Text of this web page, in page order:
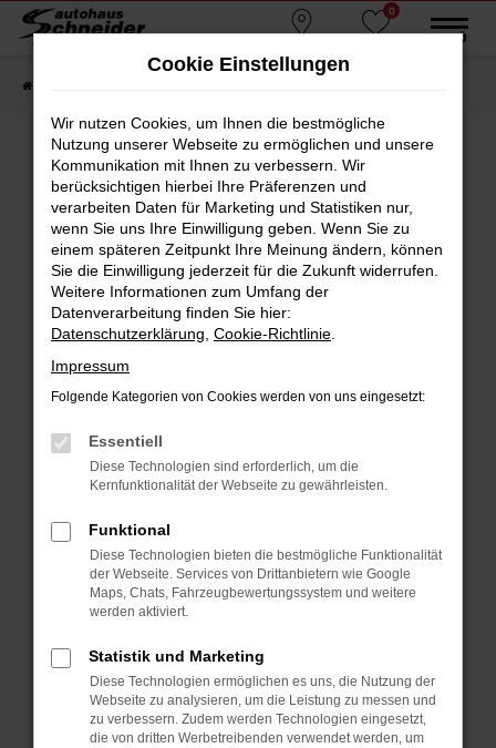
Zum
0
MENÜ
Fehler: Network Error
Beim Laden ist ein Fehler aufgetreten.
Hier sind ein paar Tipps, die dir helfen können:
Überprüfe deine Firewall und deine
Internetverbindung.
Laden andere Webseiten, zum Beispiel deine
Suchmaschine?
Prüfe deine Browsererweiterungen.
können das Laden bestimmter Seiten
verhindern. Funktioniert die Seite in einem
Fenster?
Starte dein Gerät neu.
Das kann manchmal helfen, vorübergehende
Probleme zu beheben.
Betriebssystem auf dem neuesten Stand
sind.
Veraltete Software birgt nicht nur ein
Sicherheitsrisiko, sondern kann auch dazu
Cookie Einstellungen
Wir nutzen Cookies, um Ihnen die bestmögliche
Nutzung unserer Webseite zu ermöglichen und unsere
Kommunikation mit Ihnen zu verbessern. Wir
berücksichtigen hierbei Ihre Präferenzen und
verarbeiten Daten für Marketing und Statistiken nur,
wenn Sie uns Ihre Einwilligung geben. Wenn Sie zu
einem späteren Zeitpunkt Ihre Meinung ändern, können
Sie die Einwilligung jederzeit für die Zukunft widerrufen.
Weitere Informationen zum Umfang der
Datenverarbeitung finden Sie hier:
Datenschutzerklärung Cookie-Richtlinie
Impressum
Folgende Kategorien von Cookies werden von uns eingesetzt:
Essentiell
Diese Technologien sind erforderlich, um die
Kernfunktionalität der Webseite zu gewährleisten.
Funktional
Diese Technologien bieten die bestmögliche Funktionalität
der Webseite. Services von Drittanbietern wie Google
Maps, Chats, Fahrzeugbewertungssystem und weitere
werden aktiviert.
Statistik und Marketing
Diese Technologien ermöglichen es uns, die Nutzung der
Webseite zu analysieren, um die Leistung zu messen und
zu verbessern. Zudem werden Technologien eingesetzt,
die von dritten Werbetreibenden verwendet werden, um